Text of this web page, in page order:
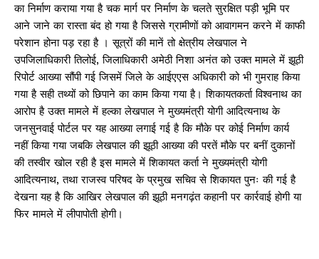
का निर्माण कराया गया है चक मार्ग पर निर्माण के चलते सुरक्षित पड़ी भूमि पर
आने जाने का रास्ता बंद हो गया है जिससे ग्रामीणों को आवागमन करने में काफी
परेशान होना पड़ रहा है । सूत्रों की मानें तो क्षेत्रीय लेखपाल ने
उपजिलाधिकारी तिलोई, जिलाधिकारी अमेठी निशा अनंत को उक्त मामले में झूठी
रिपोर्ट आख्या सौंपी गई जिसमें जिले के आईएएस अधिकारी को भी गुमराह किया
गया है सही तथ्यों को छिपाने का काम किया गया है। शिकायतकर्ता विश्वनाथ का
आरोप है उक्त मामले में हल्का लेखपाल ने मुख्यमंत्री योगी आदित्यनाथ के
जनसुनवाई पोर्टल पर यह आख्या लगाई गई है कि मौके पर कोई निर्माण कार्य
नहीं किया गया जबकि लेखपाल की झूठी आख्या की परतें मौके पर बनीं दुकानों
की तस्वीर खोल रही है इस मामले में शिकायत कर्ता ने मुख्यमंत्री योगी
आदित्यनाथ, तथा राजस्व परिषद के प्रमुख सचिव से शिकायत पुनः की गई है
देखना यह है कि आखिर लेखपाल की झूठी मनगढ़ंत कहानी पर कार्रवाई होगी या
फिर मामले में लीपापोती होगी।